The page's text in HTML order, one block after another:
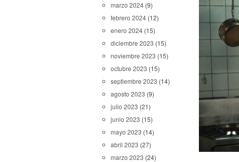
marzo 2024 (9)
febrero 2024 (12)
enero 2024 (15)
diciembre 2023 (15)
noviembre 2023 (15)
octubre 2023 (15)
septiembre 2023 (14)
agosto 2023 (9)
julio 2023 (21)
junio 2023 (15)
mayo 2023 (14)
abril 2023 (27)
marzo 2023 (24)